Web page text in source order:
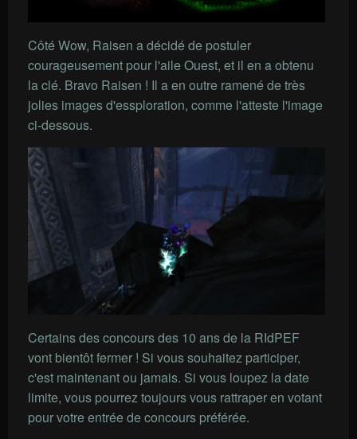
Côté Wow, Raisen a décidé de postuler
courageusement pour l'aile Ouest, et il en a obtenu
la clé. Bravo Raisen ! Il a en outre ramené de très
jolies images d'essploration, comme l'atteste l'image
ci-dessous.
Certains des concours des 10 ans de la RIdPEF
vont bientôt fermer ! Si vous souhaitez participer,
c'est maintenant ou jamais. Si vous loupez la date
limite, vous pourrez toujours vous rattraper en votant
pour votre entrée de concours préférée.